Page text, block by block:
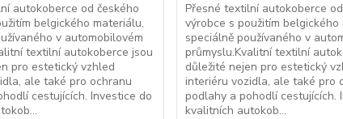
autokoberce od českého
belgického materiálu,
v automobilovém
textilní autokoberce jsou
pro estetický vzhled
ale také pro ochranu
cestujících. Investice do
Přesné textilní autokoberce
výrobce s použitím belgického
speciálně používaného v
průmyslu.Kvalitní textilní
důležité nejen pro estetický
interiéru vozidla, ale také pro
podlahy a pohodlí cestujících.
kvalitních autokob...